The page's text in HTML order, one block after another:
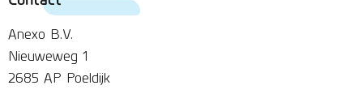
Anexo B.V.
Nieuweweg 1
2685 AP Poeldijk